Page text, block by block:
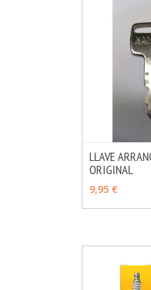
VER OPCIONES
LLAVE
ORIGINAL
9,95 €